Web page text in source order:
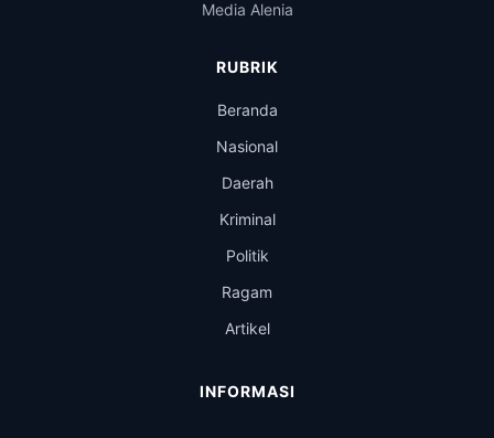
Media Alenia
RUBRIK
Beranda
Nasional
Daerah
Kriminal
Politik
Ragam
Artikel
INFORMASI